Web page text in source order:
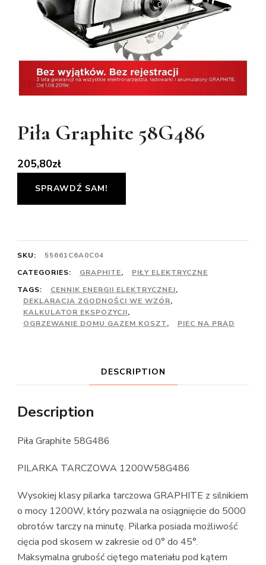
Piła Graphite 58G486
205,80zł
SPRAWDŹ SAM!
SKU:
55661C6A0C04
CATEGORIES:
GRAPHITE,
PIŁY ELEKTRYCZNE
TAGS:
CENNIK ENERGII ELEKTRYCZNEJ,
DEKLARACJA ZGODNOŚCI WE WZÓR,
KALKULATOR EKSPOZYCJI,
OGRZEWANIE DOMU GAZEM KOSZT, PIEC NA PRĄD
DESCRIPTION
Description
Piła Graphite 58G486
PILARKA TARCZOWA 1200W58G486
Wysokiej klasy pilarka tarczowa GRAPHITE z silnikiem
o mocy 1200W, który pozwala na osiągnięcie do 5000
obrotów tarczy na minutę. Pilarka posiada możliwość
cięcia pod skosem w zakresie od 0° do 45°.
Maksymalna grubość ciętego materiału pod kątem